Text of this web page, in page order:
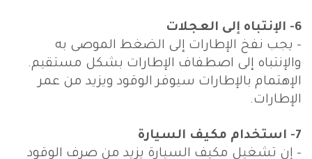
6- الإنتباه إلى العجلات
- يجب نفخ الإطارات إلى الضغط الموصى به
والإنتباه إلى اصطفاف الإطارات بشكل مستقيم.
الإهتمام بالإطارات سيوفر الوقود ويزيد من عمر
الإطارات.
7- استخدام مكيف السيارة
- إن تشغيل مكيف السيارة يزيد من صرف الوقود